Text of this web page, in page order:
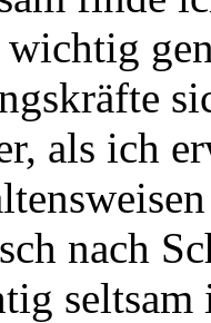
als ich
nach